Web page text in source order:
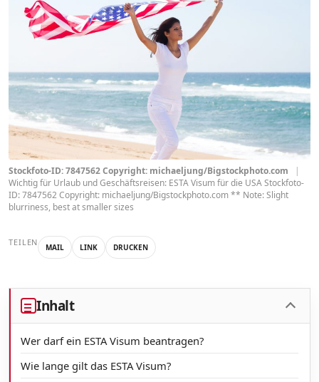
Stockfoto-ID: 7847562 Copyright: michaeljung/Bigstockphoto.com
|
Wichtig für Urlaub und Geschäftsreisen: ESTA Visum für die USA Stockfoto-
ID: 7847562 Copyright: michaeljung/Bigstockphoto.com ** Note: Slight
blurriness, best at smaller sizes
TEILEN MAIL LINK DRUCKEN
Inhalt
Wer darf ein ESTA Visum beantragen?
Wie lange gilt das ESTA Visum?